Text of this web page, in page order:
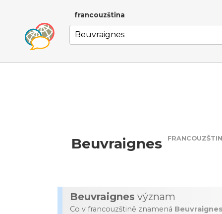
francouzština
Beuvraignes
Beuvraignes význam
Co v francouzštině znamená